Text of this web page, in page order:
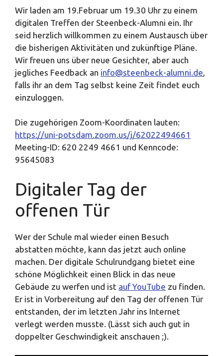
Wir laden am 19.Februar um 19.30 Uhr zu einem
digitalen Treffen der Steenbeck-Alumni ein. Ihr
seid herzlich willkommen zu einem Austausch über
die bisherigen Aktivitäten und zukünftige Pläne.
Wir freuen uns über neue Gesichter, aber auch
jegliches Feedback an info@steenbeck-alumni.de
falls ihr an dem Tag selbst keine Zeit findet euch
einzuloggen.
Die zugehörigen Zoom-Koordinaten lauten:
https://uni-potsdam.zoom.us/j/62022494661
Meeting-ID: 620 2249 4661 und Kenncode:
95645083
Digitaler Tag der
offenen Tür
Wer der Schule mal wieder einen Besuch
abstatten möchte, kann das jetzt auch online
machen. Der digitale Schulrundgang bietet eine
schöne Möglichkeit einen Blick in das neue
Gebäude zu werfen und ist auf YouTube zu finden.
Er ist in Vorbereitung auf den Tag der offenen Tür
entstanden, der im letzten Jahr ins Internet
verlegt werden musste. (Lässt sich auch gut in
doppelter Geschwindigkeit anschauen ;).